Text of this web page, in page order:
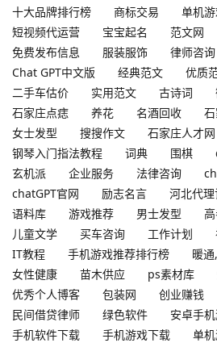
十大品牌排行榜
商标交易
单机
短视频代运营
宝宝起名 范文网
免费发布信息
服装服饰 律师咨询
Chat GPT中文版
经典范文 优质
二手车估价
实用范文 古诗词
石家庄点痣
养花 名酒回收
女士发型
搜搜作文
石家庄人才网
钢琴入门指法教程
词典 围棋
玄机派
企业服务 法律咨询
chatGPT官网
励志名言 河北代
语料库
游戏推荐 男士发型
儿童文学
买车咨询 工作计划
IT教程
手机游戏推荐排行榜
暖通
女性健康
苗木供应 ps素材库
优秀个人博客
包装网 创业赚钱
民间借贷律师
绿色软件
安卓手
手机软件下载
手机游戏下载
单